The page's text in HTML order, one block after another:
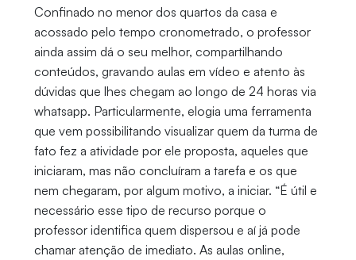
Confinado no menor dos quartos da casa e
acossado pelo tempo cronometrado, o professor
ainda assim dá o seu melhor, compartilhando
conteúdos, gravando aulas em vídeo e atento às
dúvidas que lhes chegam ao longo de 24 horas via
whatsapp. Particularmente, elogia uma ferramenta
que vem possibilitando visualizar quem da turma de
fato fez a atividade por ele proposta, aqueles que
iniciaram, mas não concluíram a tarefa e os que
nem chegaram, por algum motivo, a iniciar. “É útil e
necessário esse tipo de recurso porque o
professor identifica quem dispersou e aí já pode
chamar atenção de imediato. As aulas online,